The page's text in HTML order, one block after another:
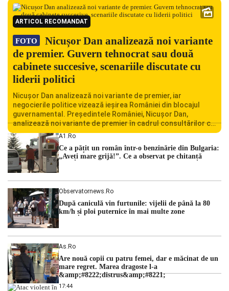
ARTICOL RECOMANDAT
FOTO
Nicușor Dan analizează noi variante
de premier. Guvern tehnocrat sau două
cabinete succesive, scenariile discutate cu
liderii politici
Nicușor Dan analizează noi variante de premier, iar
negocierile politice vizează ieșirea României din blocajul
guvernamental. Președintele României, Nicușor Dan,
analizează noi variante de premier în cadrul consultărilor cu
liderii politici. Ciprian Ciucu vorbește despre scenariul unui
guvern tehnocrat și despre posibilitatea a două cabinete
succesive. Nicușor Dan analizează noi variante de premier
România traversează […]
A1.ro
Ce a pățit un român într-o benzinărie din Bulgaria:
„Aveți mare grijă!”. Ce a observat pe chitanță
Observatornews.ro
După caniculă vin furtunile: vijelii de până la 80
km/h și ploi puternice în mai multe zone
As.ro
Are nouă copii cu patru femei, dar e măcinat de un
mare regret. Marea dragoste l-a
&amp;#8222;distrus&amp;#8221;
17:44